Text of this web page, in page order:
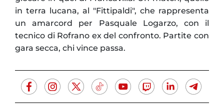
in terra lucana, al "Fittipaldi", che rappresenta
un amarcord per Pasquale Logarzo, con il
tecnico di Rofrano ex del confronto. Partite con
gara secca, chi vince passa.